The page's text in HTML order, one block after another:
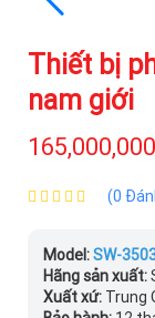
Thiết bị
nam giới
(0
Model:SW-
Hãng sản xuất:
Xuất xứ: Trung